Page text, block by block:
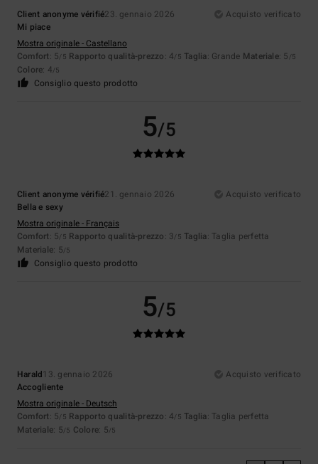
Client anonyme vérifié23. gennaio 2026
Acquisto verificato
Mi piace
Mostra originale - Castellano
Comfort: 5/5 Rapporto qualità-prezzo: 4/5 Taglia: Grande Materiale: 5 /5
Colore: 4/5
Consiglio questo prodotto
5/5
Client anonyme vérifié21. gennaio 2026
Acquisto verificato
Bella e sexy
Mostra originale - Français
Comfort: 5/5 Rapporto qualità-prezzo: 3/5 Taglia: Taglia perfetta
Materiale: 5/5
Consiglio questo prodotto
5/5
Harald13. gennaio 2026
Acquisto verificato
Accogliente
Mostra originale - Deutsch
Comfort: 5/5 Rapporto qualità-prezzo: 4/5 Taglia: Taglia perfetta
Materiale: 5/5 Colore: 5/5